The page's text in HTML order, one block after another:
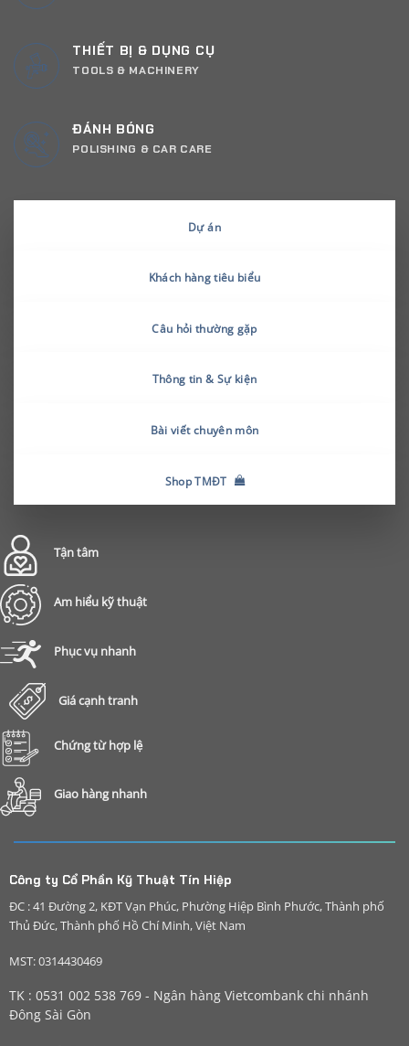
THIẾT BỊ & DỤNG CỤ
TOOLS & MACHINERY
ĐÁNH BÓNG
POLISHING & CAR CARE
Dự án
Khách hàng tiêu biểu
Câu hỏi thường gặp
Thông tin & Sự kiện
Bài viết chuyên môn
Shop TMĐT
Tận tâm
Am hiểu kỹ thuật
Phục vụ nhanh
Giá cạnh tranh
Chứng từ hợp lệ
Giao hàng nhanh
Công ty Cổ Phần Kỹ Thuật Tín Hiệp
ĐC : 41 Đường 2, KĐT Vạn Phúc, Phường Hiệp Bình Phước, Thành phố
Thủ Đức, Thành phố Hồ Chí Minh, Việt Nam
MST: 0314430469
TK : 0531 002 538 769 - Ngân hàng Vietcombank chi nhánh
Đông Sài Gòn